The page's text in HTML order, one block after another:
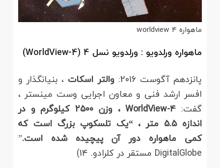
ماهواره worldview 4
ماهواره ورلدویو : ورلدویو نسل 4 (WorldView-4)
پانزدهم آگوست 2016:
والتر اسکات ، بنیانگذار و
افسر ارشد فنی و معاون اجرایی وست مینستر ،
گفت:
WorldView-4 ، وزن 2500 کیلوگرم و در
اندازه 5.5 متر ، “یک تلسکوپ بزرگ است که
کمی ماهواره دور آن پیچیده شده است.”
DigitalGlobe مستقر در کلرادو. 14)